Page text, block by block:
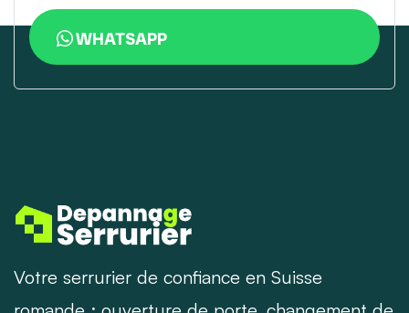
WHATSAPP
Votre serrurier de confiance en Suisse